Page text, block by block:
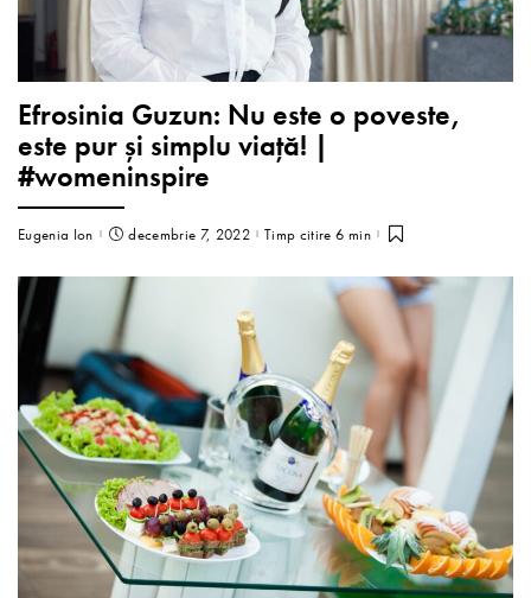
Efrosinia Guzun: Nu este o poveste,
este pur și simplu viață! |
#womeninspire
Eugenia Ion decembrie 7, 2022 Timp citire 6 min